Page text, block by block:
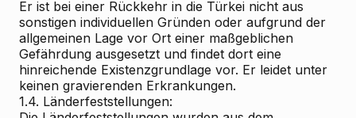
Er ist bei einer Rückkehr in die Türkei nicht aus
sonstigen individuellen Gründen oder aufgrund der
allgemeinen Lage vor Ort einer maßgeblichen
Gefährdung ausgesetzt und findet dort eine
hinreichende Existenzgrundlage vor. Er leidet unter
keinen gravierenden Erkrankungen.
1.4. Länderfeststellungen: